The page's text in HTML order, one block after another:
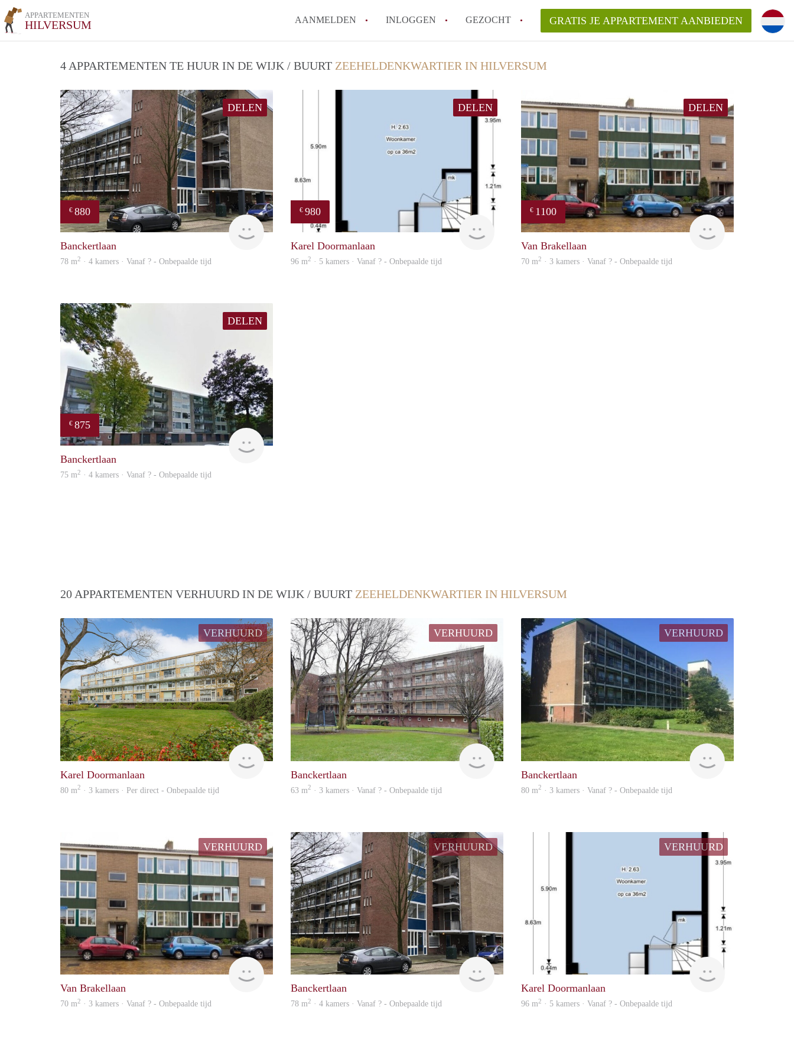
APPARTEMENTEN
HILVERSUM AANMELDEN INLOGGEN GEZOCHT GRATIS JE APPARTEMENT AANBIEDEN
4 APPARTEMENTEN TE HUUR IN DE WIJK / BUURT ZEEHELDENKWARTIER IN HILVERSUM
DELEN
€ 880
Woning
Banckertlaan
78 m2 · 4 kamers · Vanaf ? - Onbepaalde tijd
DELEN
€ 980
Karel Doormanlaan
96 m2 · 5 kamers · Vanaf ? - Onbepaalde tijd
DELEN
€ 1100
finder
Van Brakellaan
70 m2 · 3 kamers · Vanaf ? - Onbepaalde tijd
DELEN
€ 875
finder
Banckertlaan
75 m2 · 4 kamers · Vanaf ? - Onbepaalde tijd
20 APPARTEMENTEN VERHUURD IN DE WIJK / BUURT ZEEHELDENKWARTIER IN HILVERSUM
VERHUURD
Contact
Karel Doormanlaan
80 m2 · 3 kamers · Per direct - Onbepaalde tijd
VERHUURD
Woning
Banckertlaan
63 m2 · 3 kamers · Vanaf ? - Onbepaalde tijd
VERHUURD
finder
Banckertlaan
80 m2 · 3 kamers · Vanaf ? - Onbepaalde tijd
VERHUURD
finder
Van Brakellaan
70 m2 · 3 kamers · Vanaf ? - Onbepaalde tijd
VERHUURD
Woning
Banckertlaan
78 m2 · 4 kamers · Vanaf ? - Onbepaalde tijd
VERHUURD
Karel Doormanlaan
96 m2 · 5 kamers · Vanaf ? - Onbepaalde tijd